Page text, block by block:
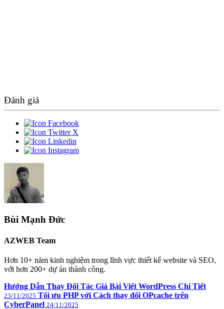
Đánh giá
Bùi Mạnh Đức
AZWEB Team
Hơn 10+ năm kinh nghiệm trong lĩnh vực thiết kế website và SEO,
với hơn 200+ dự án thành công.
Hướng Dẫn Thay Đổi Tác Giả Bài Viết WordPress Chi Tiết
23/11/2025 Tối ưu PHP với Cách thay đổi OPcache trên
CyberPanel 24/11/2025